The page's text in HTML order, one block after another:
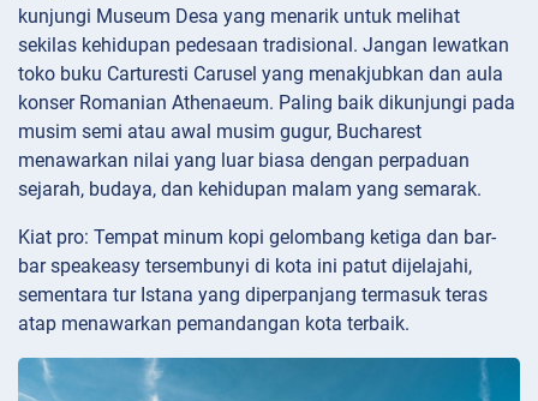
kunjungi Museum Desa yang menarik untuk melihat
sekilas kehidupan pedesaan tradisional. Jangan lewatkan
toko buku Carturesti Carusel yang menakjubkan dan aula
konser Romanian Athenaeum. Paling baik dikunjungi pada
musim semi atau awal musim gugur, Bucharest
menawarkan nilai yang luar biasa dengan perpaduan
sejarah, budaya, dan kehidupan malam yang semarak.
Kiat pro: Tempat minum kopi gelombang ketiga dan bar-
bar speakeasy tersembunyi di kota ini patut dijelajahi,
sementara tur Istana yang diperpanjang termasuk teras
atap menawarkan pemandangan kota terbaik.